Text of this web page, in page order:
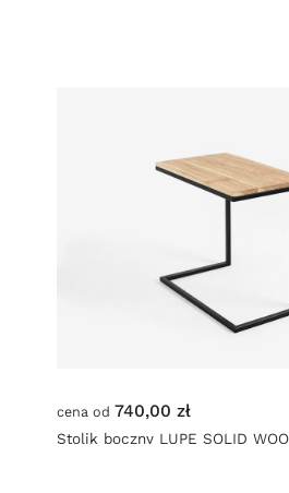
cena od 740,00 zł
Stolik boczny LUPE SOLID